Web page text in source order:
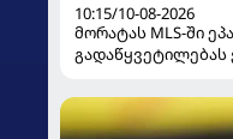
10:15/10-08-2026
მორატას MLS-ში